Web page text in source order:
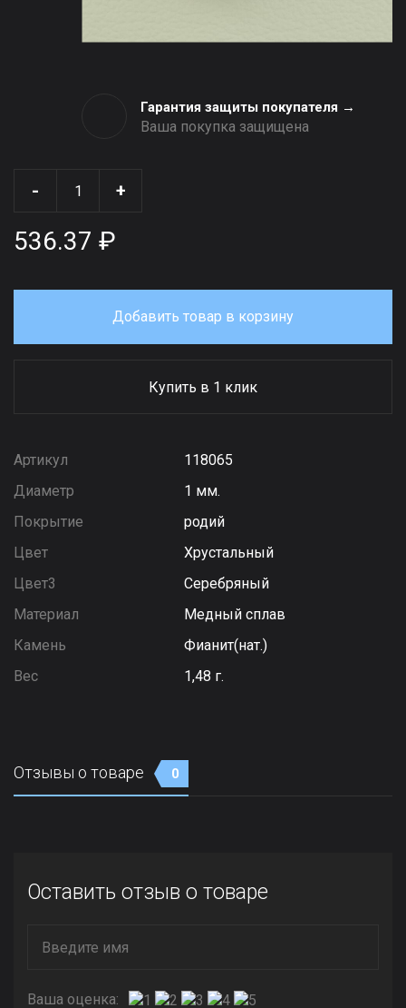
Гарантия защиты покупателя →
Ваша покупка защищена
- +
536.37 ₽
Добавить товар в корзину
Купить в 1 клик
Артикул
118065
Диаметр
1 мм.
Покрытие
родий
Цвет
Хрустальный
Цвет3
Серебряный
Материал
Медный сплав
Камень
Фианит(нат.)
Вес
1,48 г.
Отзывы о товаре 0
Оставить отзыв о товаре
Ваша оценка: